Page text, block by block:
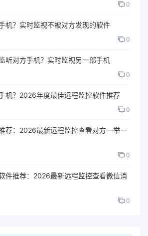
0
机？实时监视不被对方发现的软件
0
听对方手机？实时监视另一部手机
0
机？2026年度最佳远程监控软件推荐
0
荐：2026最新远程监控查看对方一举一
0
件推荐：2026最新远程监控查看微信消
0